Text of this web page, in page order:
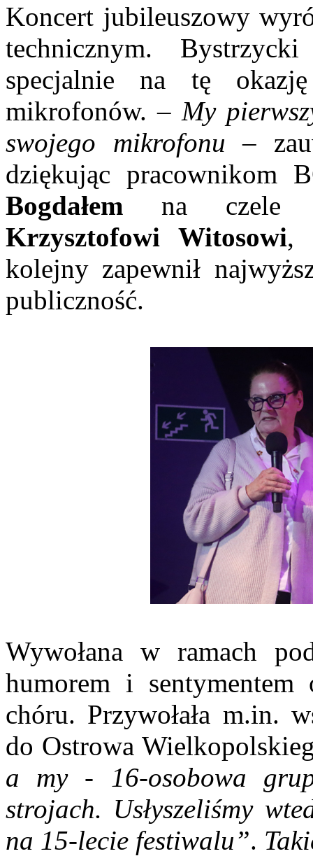
Koncert jubileuszowy
technicznym.
specjalnie na tę
mikrofonów. –My
swojego mikrofonu –
dziękując pracownikom
Bogdałem na czele
Krzysztofowi Witosowi,
kolejny zapewnił
publiczność.
Wywołana w ramach
humorem i sentymentem
chóru. Przywołała m.in.
do Ostrowa
a my - 16-osobowa
strojach. Usłyszeliśmy
na 15-lecie festiwalu”.